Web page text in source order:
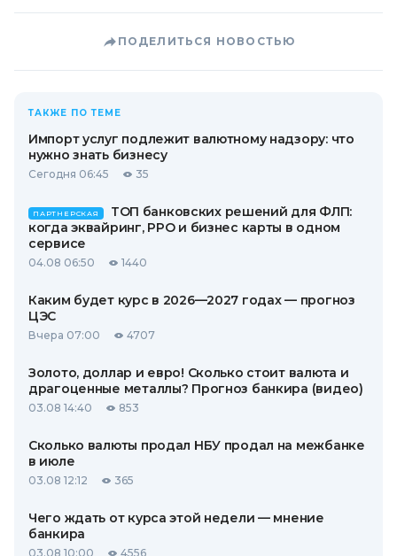
ПОДЕЛИТЬСЯ НОВОСТЬЮ
ТАКЖЕ ПО ТЕМЕ
Импорт услуг подлежит валютному надзору: что
нужно знать бизнесу
Сегодня 06:45 35
ПАРТНЕРСКАЯ
ТОП банковских решений для ФЛП:
когда эквайринг, РРО и бизнес карты в одном
сервисе
04.08 06:50 1440
Каким будет курс в 2026—2027 годах — прогноз
ЦЭС
Вчера 07:00 4707
Золото, доллар и евро! Сколько стоит валюта и
драгоценные металлы? Прогноз банкира (видео)
03.08 14:40 853
Сколько валюты продал НБУ продал на межбанке
в июле
03.08 12:12 365
Чего ждать от курса этой недели — мнение
банкира
03.08 10:00 4556